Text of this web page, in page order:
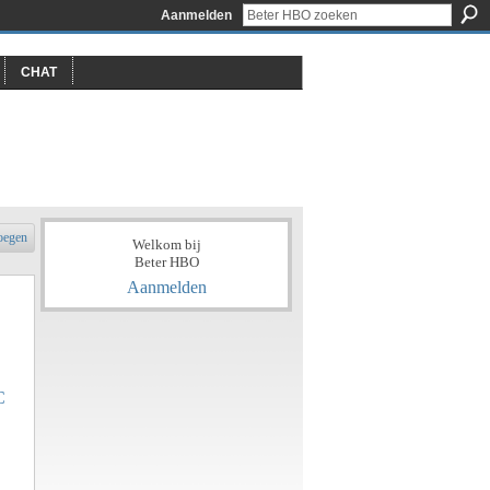
Aanmelden
CHAT
Welkom bij
Beter HBO
Aanmelden